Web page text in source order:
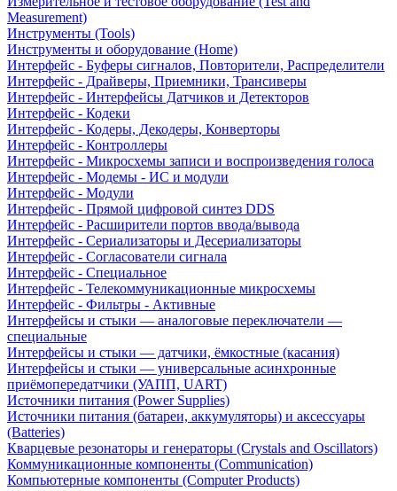
Measurement)
Инструменты (Tools)
Инструменты и оборудование (Home)
Интерфейс - Буферы сигналов, Повторители, Распределители
Интерфейс - Драйверы, Приемники, Трансиверы
Интерфейс - Интерфейсы Датчиков и Детекторов
Интерфейс - Кодеки
Интерфейс - Кодеры, Декодеры, Конверторы
Интерфейс - Контроллеры
Интерфейс - Микросхемы записи и воспроизведения голоса
Интерфейс - Модемы - ИС и модули
Интерфейс - Модули
Интерфейс - Прямой цифровой синтез DDS
Интерфейс - Расширители портов ввода/вывода
Интерфейс - Сериализаторы и Десериализаторы
Интерфейс - Согласователи сигнала
Интерфейс - Специальное
Интерфейс - Телекоммуникационные микросхемы
Интерфейс - Фильтры - Активные
Интерфейсы и стыки — аналоговые переключатели —
специальные
Интерфейсы и стыки — датчики, ёмкостные (касания)
Интерфейсы и стыки — универсальные асинхронные
приёмопередатчики (УАПП, UART)
Источники питания (Power Supplies)
Источники питания (батареи, аккумуляторы) и аксессуары
(Batteries)
Кварцевые резонаторы и генераторы (Crystals and Oscillators)
Коммуникационные компоненты (Communication)
Компьютерные компоненты (Computer Products)